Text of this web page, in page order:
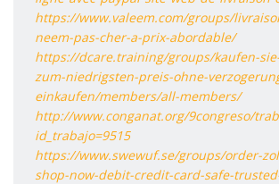
https://www.valeem.com/groups/
neem-pas-cher-a-prix-abordable/
https://dcare.training/groups/kaufen-
zum-niedrigsten-preis-ohne-
einkaufen/members/all-members/
http://www.conganat.org/9congreso/
id_trabajo=9515
https://www.swewuf.se/groups/order-
shop-now-debit-credit-card-safe-